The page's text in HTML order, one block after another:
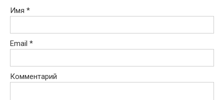
Имя *
Email *
Комментарий